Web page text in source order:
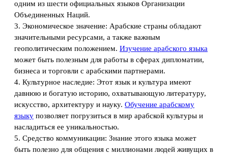
одним из шести официальных языков Организации
Объединенных Наций.
3. Экономическое значение: Арабские страны обладают
значительными ресурсами, а также важным
геополитическим положением. Изучение арабского языка
может быть полезным для работы в сферах дипломатии,
бизнеса и торговли с арабскими партнерами.
4. Культурное наследие: Этот язык и культура имеют
давнюю и богатую историю, охватывающую литературу,
искусство, архитектуру и науку. Обучение арабскому
языку позволяет погрузиться в мир арабской культуры и
насладиться ее уникальностью.
5. Средство коммуникации: Знание этого языка может
быть полезно для общения с миллионами людей живущих в